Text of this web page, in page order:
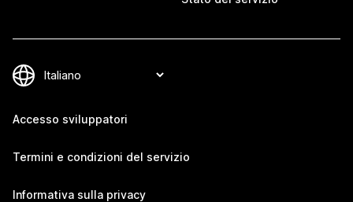
Accesso sviluppatori
Termini e condizioni del servizio
Informativa sulla privacy